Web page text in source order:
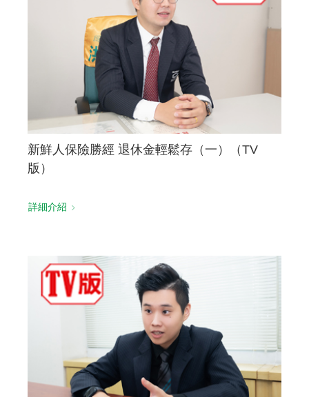
新鮮人保險勝經 退休金輕鬆存（一）（TV
版）
詳細介紹